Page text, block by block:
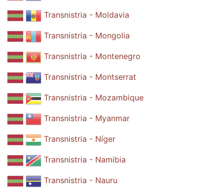
Transnistria - Moldavia
Transnistria - Mongolia
Transnistria - Montenegro
Transnistria - Montserrat
Transnistria - Mozambique
Transnistria - Myanmar
Transnistria - Níger
Transnistria - Namibia
Transnistria - Nauru